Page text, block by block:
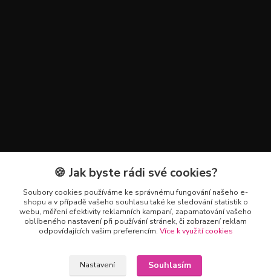
Kontakty
+420 602 223 614
info@zahradnictvipetro.cz
🍪 Jak byste rádi své cookies?
Soubory cookies používáme ke správnému fungování našeho e-
shopu a v případě vašeho souhlasu také ke sledování statistik o
webu, měření efektivity reklamních kampaní, zapamatování vašeho
oblíbeného nastavení při používání stránek, či zobrazení reklam
odpovídajících vašim preferencím. Více k využití cookies
Nastavení Souhlasím